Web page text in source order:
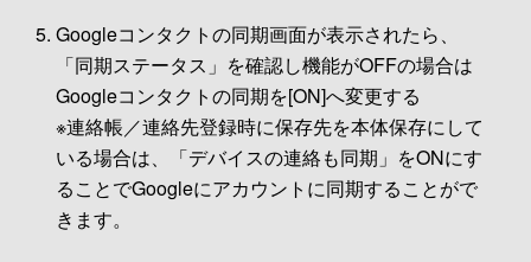
Googleコンタクトの同期画面が表示されたら、
「同期ステータス」を確認し機能がOFFの場合は
Googleコンタクトの同期を[ON]へ変更する
※連絡帳／連絡先登録時に保存先を本体保存にして
いる場合は、「デバイスの連絡も同期」をONにす
ることでGoogleにアカウントに同期することがで
きます。